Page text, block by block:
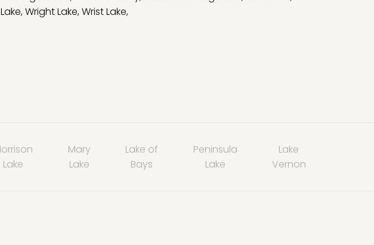
,Wright Lake,Wrist Lake,
Lake
Mary
Lake
Lake of
Bays
Peninsula
Lake
Lake
Vernon